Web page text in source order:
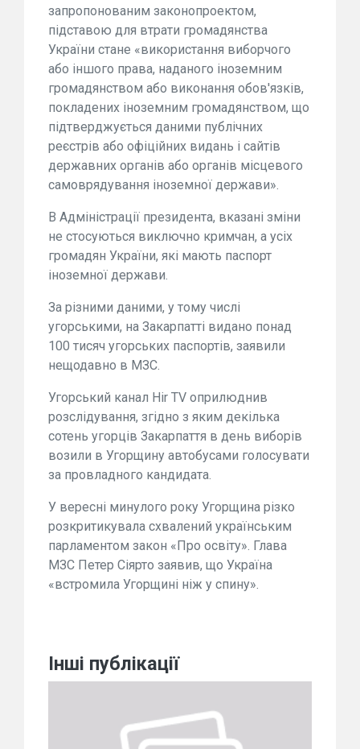
запропонованим законопроектом,
підставою для втрати громадянства
України стане «використання виборчого
або іншого права, наданого іноземним
громадянством або виконання обов'язків,
покладених іноземним громадянством, що
підтверджується даними публічних
реєстрів або офіційних видань і сайтів
державних органів або органів місцевого
самоврядування іноземної держави».
В Адміністрації президента, вказані зміни
не стосуються виключно кримчан, а усіх
громадян України, які мають паспорт
іноземної держави.
За різними даними, у тому числі
угорськими, на Закарпатті видано понад
100 тисяч угорських паспортів, заявили
нещодавно в МЗС.
Угорський канал Hir TV оприлюднив
розслідування, згідно з яким декілька
сотень угорців Закарпаття в день виборів
возили в Угорщину автобусами голосувати
за провладного кандидата.
У вересні минулого року Угорщина різко
розкритикувала схвалений українським
парламентом закон «Про освіту». Глава
МЗС Петер Сіярто заявив, що Україна
«встромила Угорщині ніж у спину».
Інші публікації